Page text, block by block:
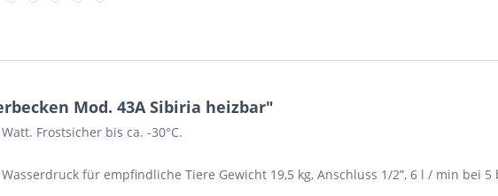
Mod. 43A Sibiria heizbar"
Frostsicher bis ca. -30°C.
für empfindliche Tiere Gewicht 19,5 kg, Anschluss 1/2”, 6 l / min bei 5